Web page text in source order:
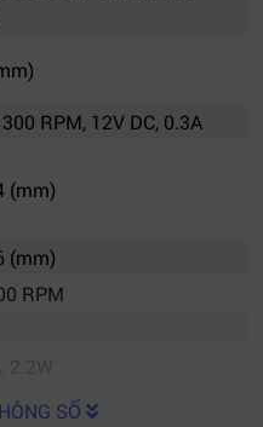
RPM, 12V DC, 0.3A
(mm)
(mm)
RPM
vòng LED ARGB vô cực
SỐ